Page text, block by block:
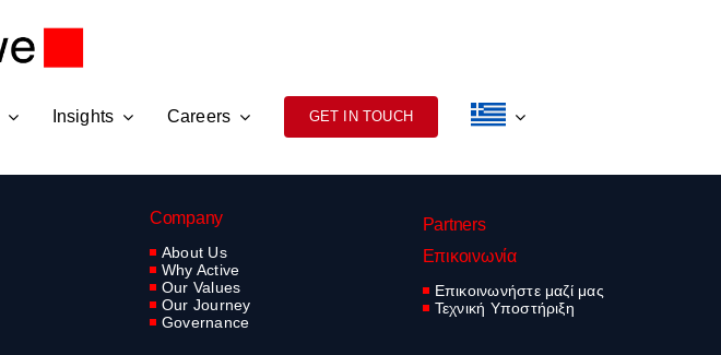
Insights Careers GET IN TOUCH
Company
About Us
Why Active
Our Values
Our Journey
Governance
Partners
Επικοινωνία
Επικοινωνήστε μαζί μας
Τεχνική Υποστήριξη